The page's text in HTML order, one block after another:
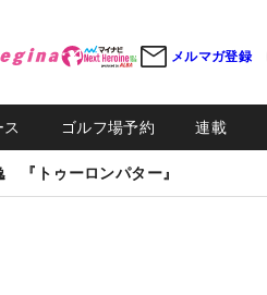
メルマガ登録
ゴルフ場予約 連載
『トゥーロンパター』